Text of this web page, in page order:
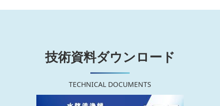
技術資料ダウンロード
TECHNICAL DOCUMENTS